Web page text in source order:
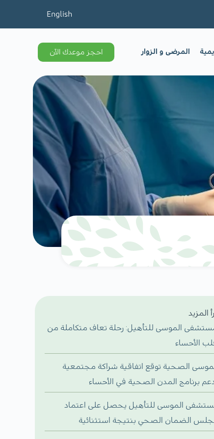
English
المرضى و الزوار احجز موعدك الآن
المزيد
الموسى للتأهيل: رحلة تعاف متكاملة من
الأحساء
الصحية توقع اتفاقية شراكة مجتمعية
برنامج المدن الصحية في الأحساء
الموسى للتأهيل يحصل على اعتماد
الضمان الصحي بنتيجة استثنائية